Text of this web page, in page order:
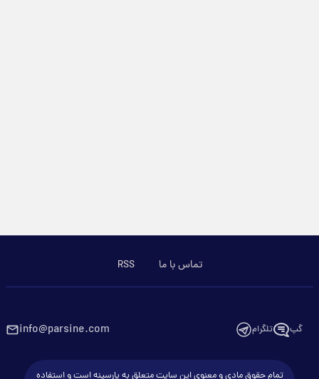
تماس با ما RSS
گپ تلگرام info@parsine.com
تمام حقوق مادی و معنوی این سایت متعلق به پارسینه است و استفاده